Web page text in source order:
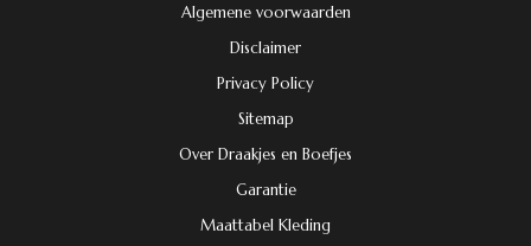
Algemene voorwaarden
Disclaimer
Privacy Policy
Sitemap
Over Draakjes en Boefjes
Garantie
Maattabel Kleding